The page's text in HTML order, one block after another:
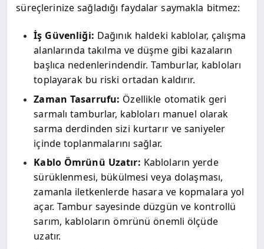
süreçlerinize sağladığı faydalar saymakla bitmez:
İş Güvenliği: Dağınık haldeki kablolar, çalışma
alanlarında takılma ve düşme gibi kazaların
başlıca nedenlerindendir. Tamburlar, kabloları
toplayarak bu riski ortadan kaldırır.
Zaman Tasarrufu: Özellikle otomatik geri
sarmalı tamburlar, kabloları manuel olarak
sarma derdinden sizi kurtarır ve saniyeler
içinde toplanmalarını sağlar.
Kablo Ömrünü Uzatır: Kabloların yerde
sürüklenmesi, bükülmesi veya dolaşması,
zamanla iletkenlerde hasara ve kopmalara yol
açar. Tambur sayesinde düzgün ve kontrollü
sarım, kabloların ömrünü önemli ölçüde
uzatır.